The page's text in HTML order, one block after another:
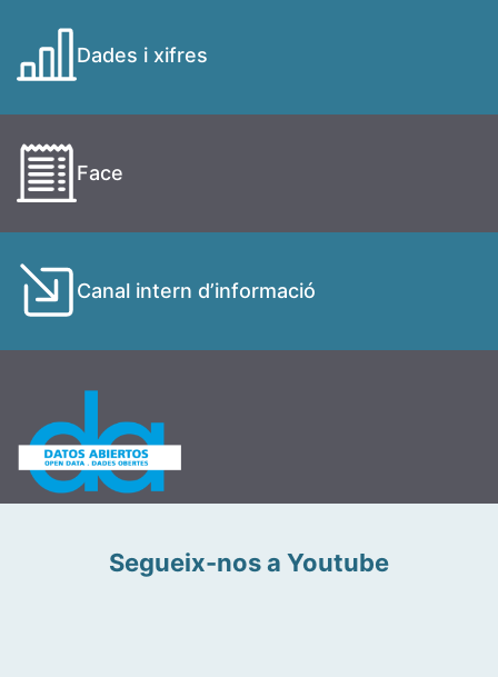
Dades i xifres
Face
Canal intern d’informació
Segueix-nos a Youtube